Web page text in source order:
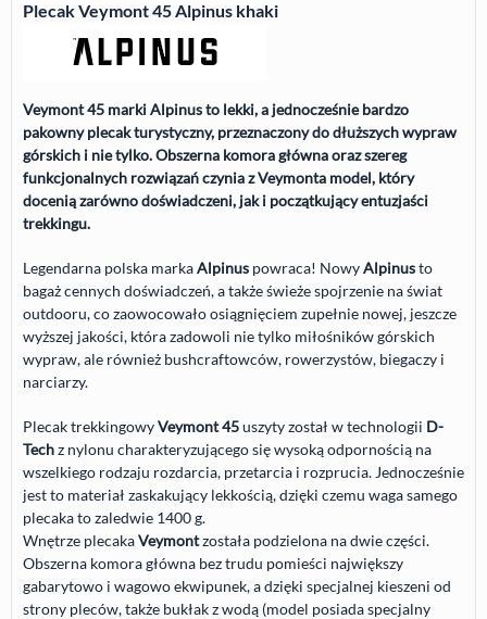
Plecak Veymont 45 Alpinus khaki
Veymont 45 marki Alpinus to lekki, a jednocześnie bardzo
pakowny plecak turystyczny, przeznaczony do dłuższych wypraw
górskich i nie tylko. Obszerna komora główna oraz szereg
funkcjonalnych rozwiązań czynia zVeymonta model, który
docenią zarówno doświadczeni, jak i początkujący entuzjaści
trekkingu.
Legendarna polska markaAlpinus powraca! NowyAlpinusto
bagaż cennych doświadczeń, a także świeże spojrzenie na świat
outdooru, co zaowocowało osiągnięciem zupełnie nowej, jeszcze
wyższej jakości, która zadowoli nie tylko miłośników górskich
wypraw, ale również bushcraftowców, rowerzystów, biegaczy i
narciarzy.
Plecak trekkingowyVeymont 45uszyty został w technologii D-
Techz nylonu charakteryzującego się wysoką odpornością na
wszelkiego rodzaju rozdarcia, przetarcia i rozprucia. Jednocześnie
jest to materiał zaskakujący lekkością, dzięki czemu waga samego
plecaka to zaledwie 1400 g.
Wnętrze plecakaVeymontzostała podzielona na dwie części.
Obszerna komora główna bez trudu pomieści największy
gabarytowo i wagowo ekwipunek, a dzięki specjalnej kieszeni od
strony pleców, także bukłak z wodą (model posiada specjalny